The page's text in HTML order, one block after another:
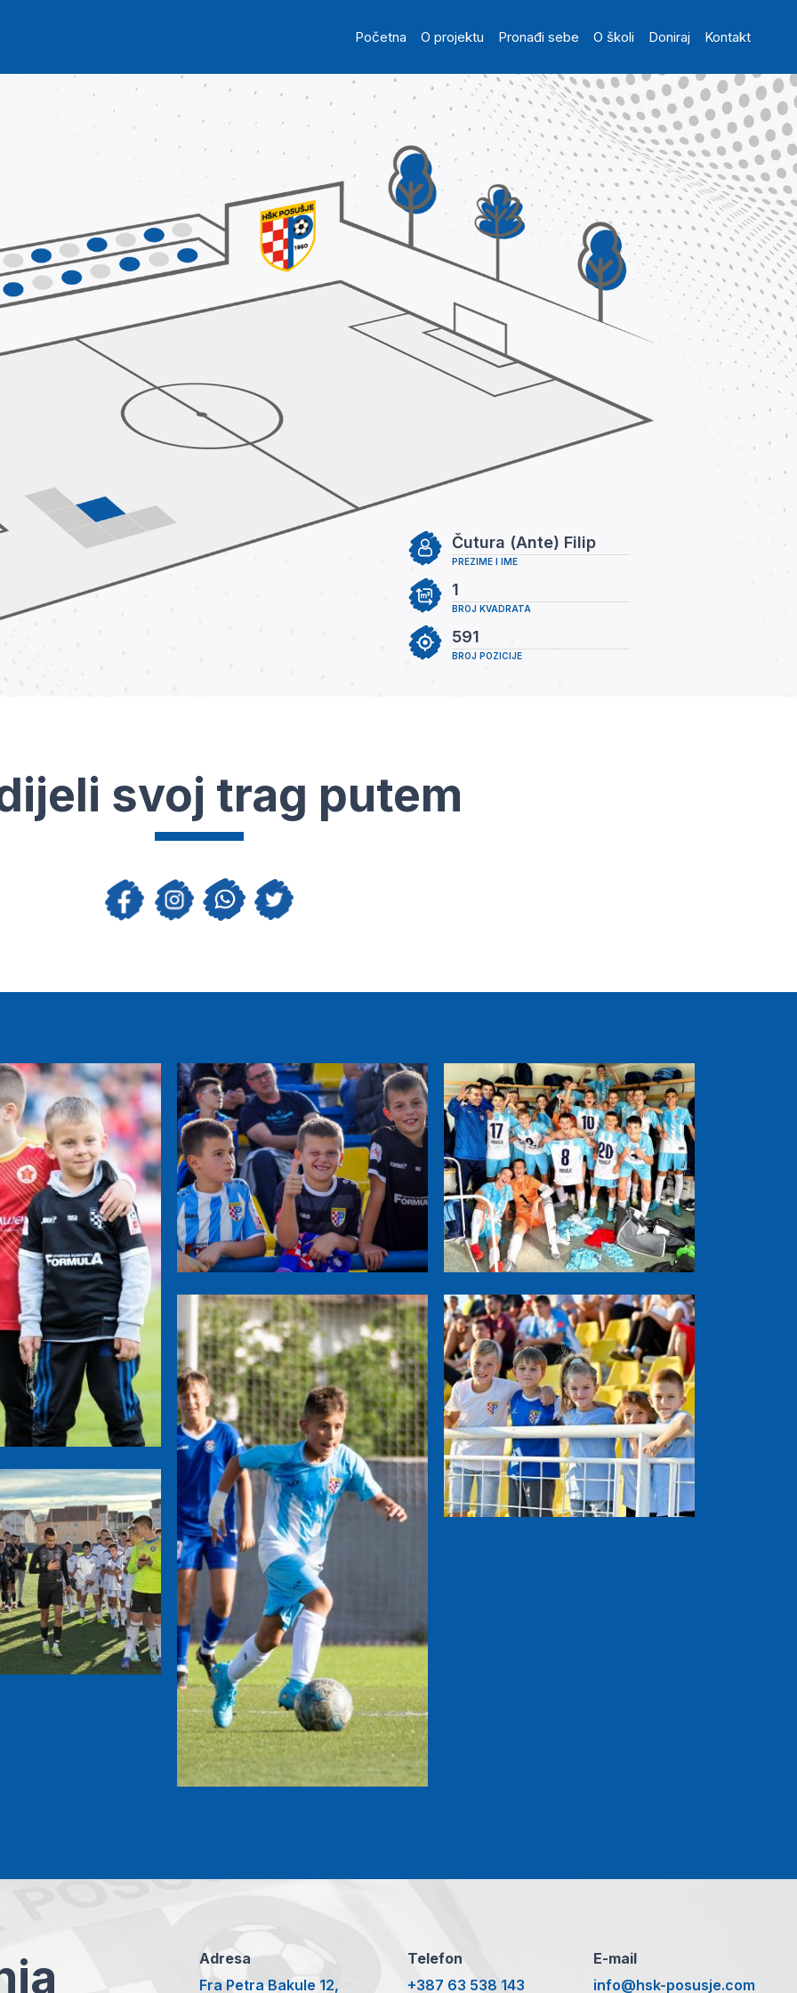
Main navigation
Početna O projektu Pronađi sebe O školi Doniraj Kontakt
PREZIME I IME
Čutura (Ante) Filip
BROJ KVADRATA
1
BROJ POZICIJE
591
svoj trag putem
Adresa
Fra Petra Bakule 12,
Telefon
+387 63 538 143
E-mail
info@hsk-posusje.com